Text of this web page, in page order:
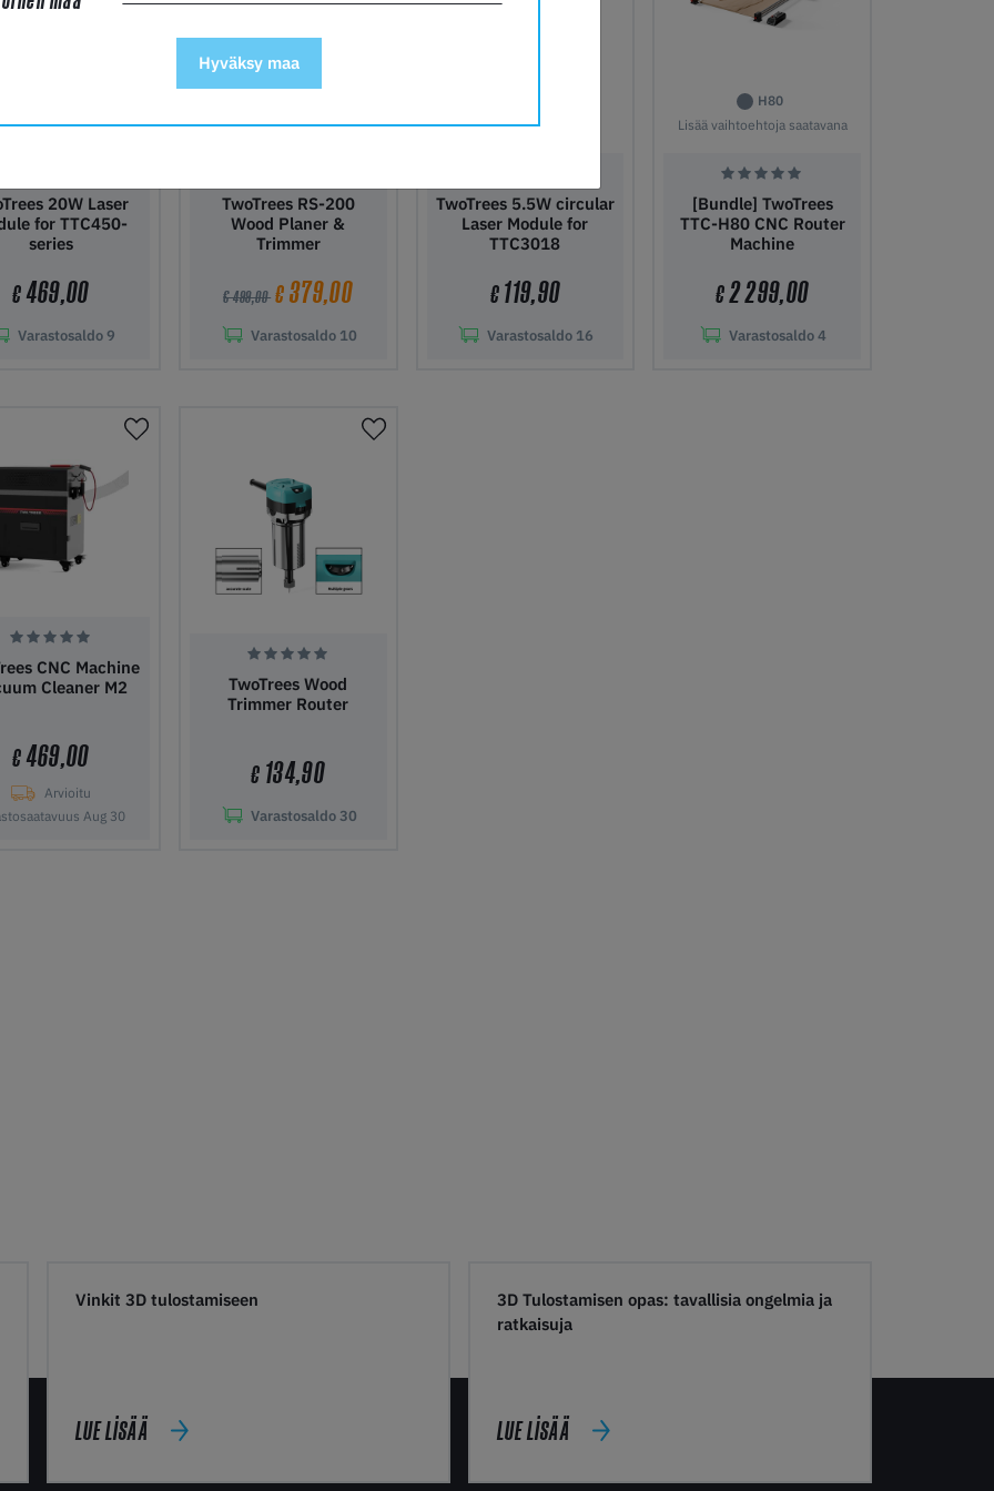
20W Laser
for TTC450-
series
€469,00
Varastosaldo9
TwoTrees RS-200
Wood Planer &
Trimmer
€ 499,00 €379,00
Varastosaldo10
TwoTrees 5.5W circular
Laser Module for
TTC3018
€119,90
Varastosaldo 16
H80
Lisää vaihtoehtoja saatavana
[Bundle] TwoTrees
TTC-H80 CNC Router
Machine
€2 299,00
Varastosaldo4
CNC Machine
Cleaner M2
€469,00
Arvioitu
Aug 30
TwoTrees Wood
Trimmer Router
€ 134,90
Varastosaldo30
Vinkit 3D tulostamiseen
LUE LISÄÄ
3D Tulostamisen opas: tavallisia ongelmia ja
ratkaisuja
LUE LISÄÄ
Hyväksy maa